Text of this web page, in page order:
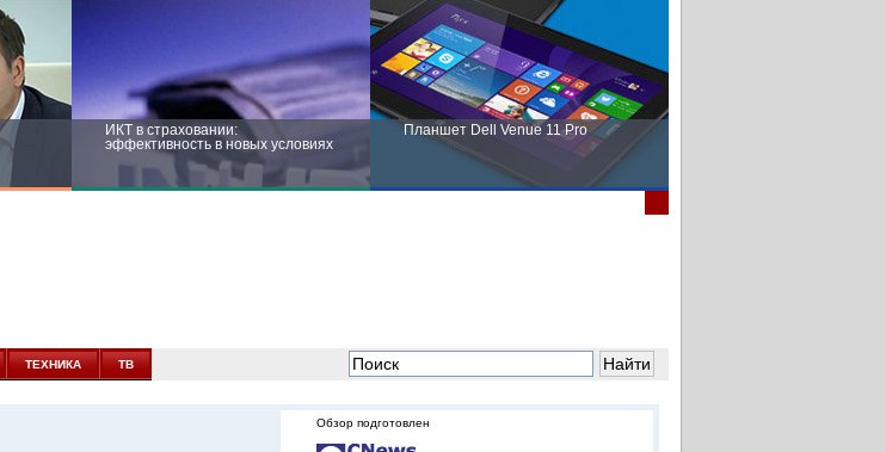
ИКТ в страховании:
эффективность в новых условиях
Планшет Dell Venue 11 Pro
новых условиях
ТЕХНИКА ТВ
Обзор подготовлен